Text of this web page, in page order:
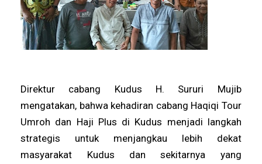
Direktur cabang Kudus H. Sururi Mujib
mengatakan, bahwa kehadiran cabang Haqiqi Tour
Umroh dan Haji Plus di Kudus menjadi langkah
strategis untuk menjangkau lebih dekat
masyarakat Kudus dan sekitarnya yang